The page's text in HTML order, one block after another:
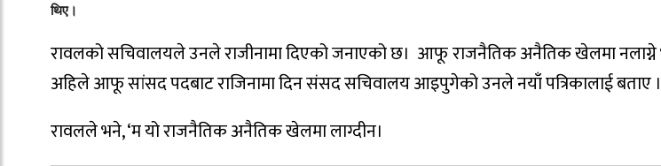
थिए।
रावलको सचिवालयले उनले राजीनामा दिएको जनाएको छ। आफू राजनैतिक अनैतिक खेलमा नलाग्ने
अहिले आफू सांसद पदबाट राजिनामा दिन संसद सचिवालय आइपुगेको उनले नयाँ पत्रिकालाई बताए ।
रावलले भने, ‘म यो राजनैतिक अनैतिक खेलमा लाग्दीन।